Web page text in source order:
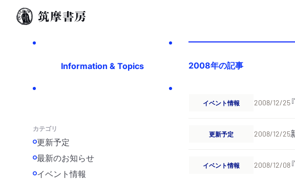
Information & Topics
カテゴリ
更新予定
最新のお知らせ
イベント情報
2008年の記事
イベント情報 2008/12/25
更新予定 2008/12/25
イベント情報 2008/12/08